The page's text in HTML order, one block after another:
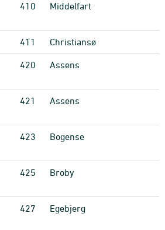
410 Middelfart
411 Christiansø
420 Assens
421 Assens
423 Bogense
425 Broby
427 Egebjerg